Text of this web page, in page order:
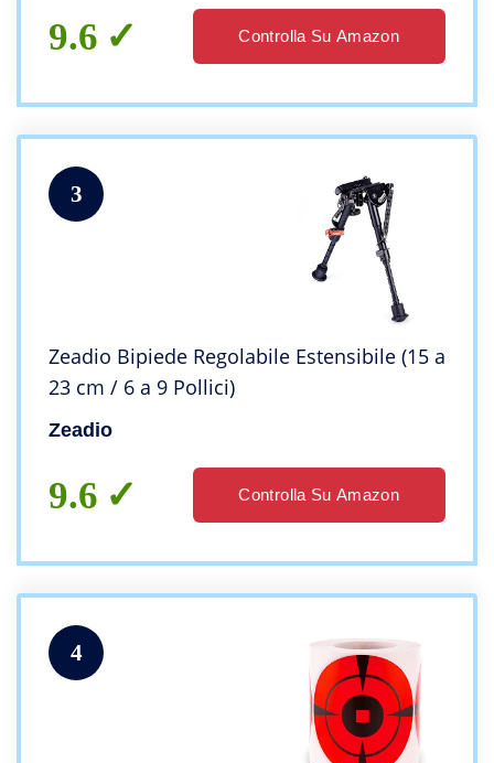
9.6 Controlla Su Amazon
3
Zeadio Bipiede Regolabile Estensibile (15 a
23 cm / 6 a 9 Pollici)
Zeadio
9.6 Controlla Su Amazon
4